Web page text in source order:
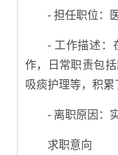
- 担任职位：
- 工作描述：
作，日常职责包
吸痰护理等，积累
- 离职原因：
求职意向